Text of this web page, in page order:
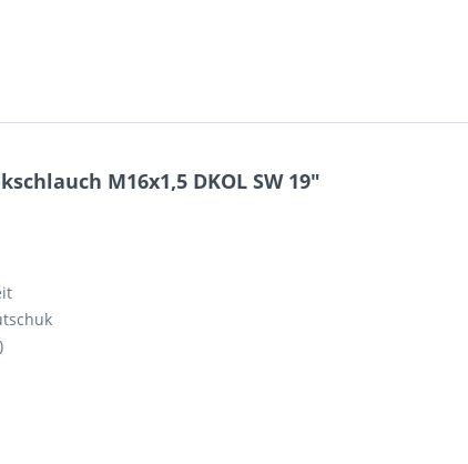
M16x1,5 DKOL SW 19"